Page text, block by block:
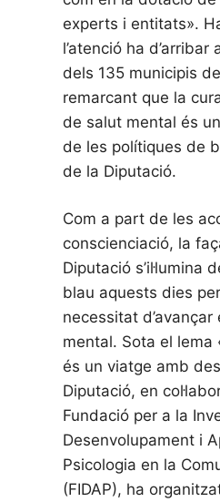
experts i entitats».
l’atenció ha
dels 135 municipis
remarcant que la
de salut mental és
de les polítiques de
de la Diputació.
Com a part de les
conscienciació, la
Diputació s’il·lumina
blau aquests dies
necessitat d’avançar
mental. Sota el lema
és un viatge amb
Diputació, en
Fundació per a la
Desenvolupament i
Psicologia en la
(FIDAP), ha